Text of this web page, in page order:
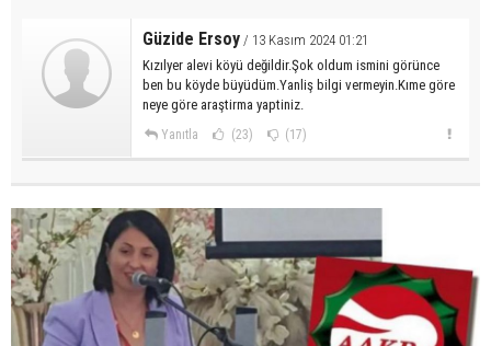
Güzide Ersoy / 13 Kasım 2024 01:21
Kızılyer alevi köyü değildir.Şok oldum ismini görünce
ben bu köyde büyüdüm.Yanliş bilgi vermeyin.Kıme göre
neye göre araştirma yaptiniz.
Yanıtla (23) (17)